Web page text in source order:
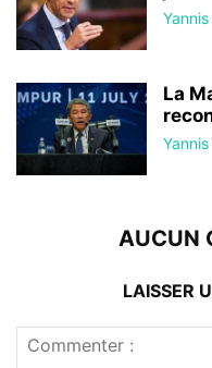
Yannis
La
Yannis
AUCUN
LAISSER